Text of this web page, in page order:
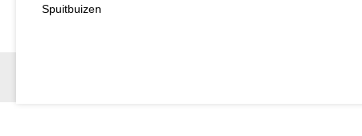
Spuitbuizen